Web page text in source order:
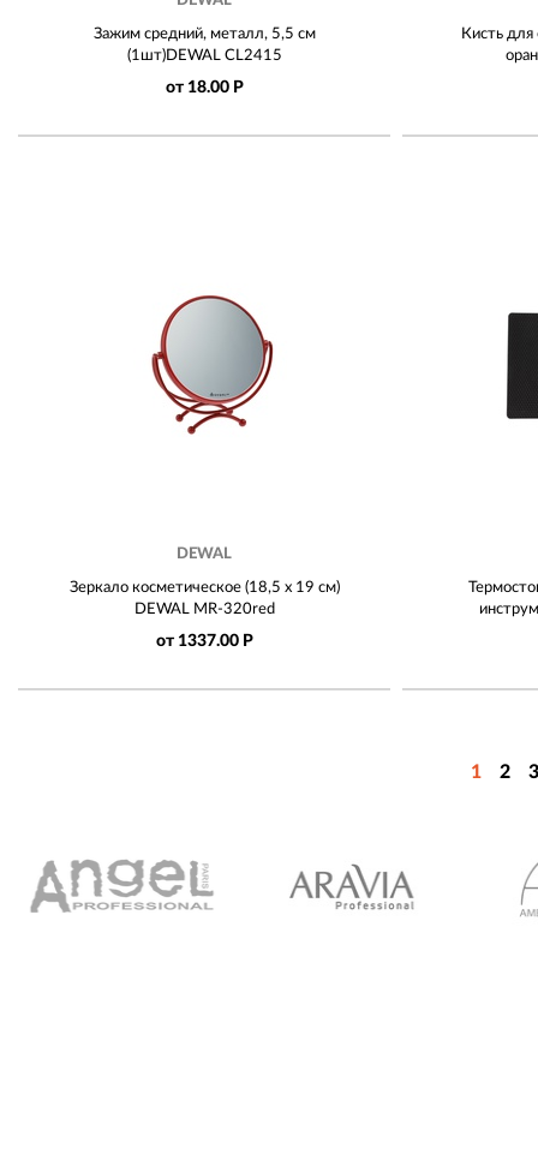
Зажим средний, металл, 5,5 см
(1шт)DEWAL CL2415
от 18.00 Р
Кисть
DEWAL
Зеркало косметическое (18,5 х 19 см)
DEWAL MR-320red
от 1337.00 Р
1 2 3